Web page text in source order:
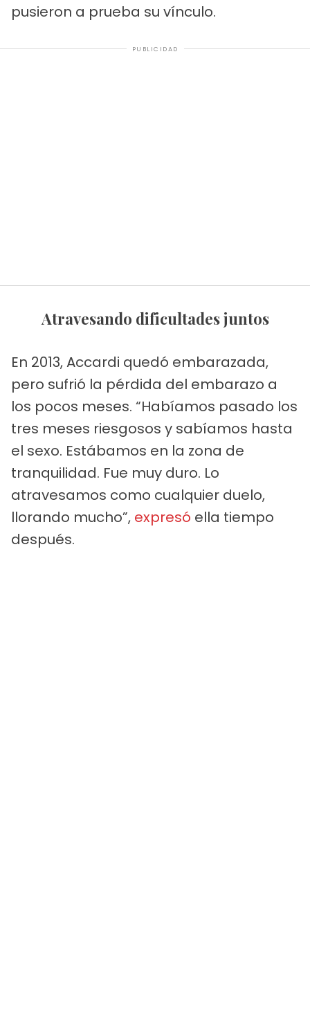
pusieron a prueba su vínculo.
PUBLICIDAD
Atravesando dificultades juntos
En 2013, Accardi quedó embarazada,
pero sufrió la pérdida del embarazo a
los pocos meses. “Habíamos pasado los
tres meses riesgosos y sabíamos hasta
el sexo. Estábamos en la zona de
tranquilidad. Fue muy duro. Lo
atravesamos como cualquier duelo,
llorando mucho”, expresó ella tiempo
después.